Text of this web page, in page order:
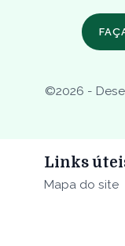
©2026 -
Links
Mapa do site